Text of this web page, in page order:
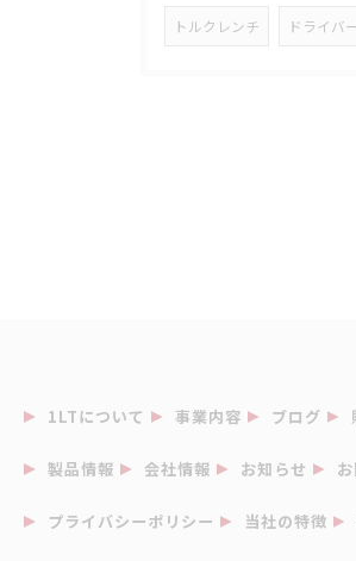
トルクレンチ ドライバー
1LTについて 事業内容 ブログ
製品情報 会社情報 お知らせ
プライバシーポリシー 当社の特徴